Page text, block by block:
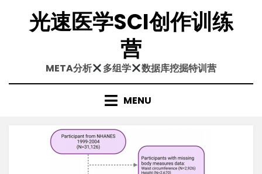
content光速医学SCI创作训练
营
META分析 多组学 数据库挖掘特训营
MENU